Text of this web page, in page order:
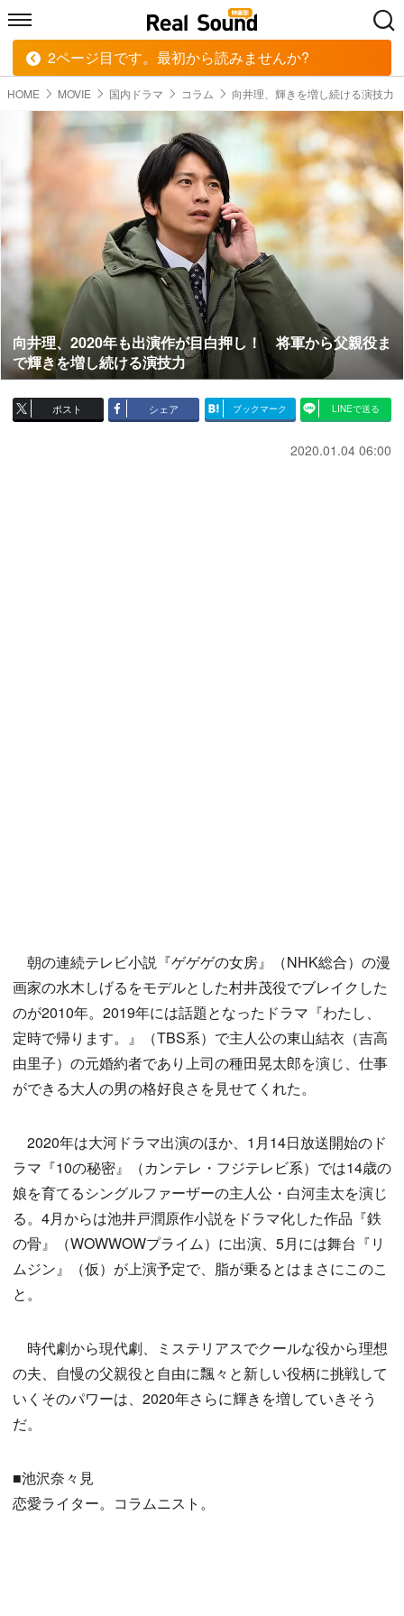
HOME MUSIC MOVIE TECH
HOME MOVIE 国内ドラマ コラム 向井理、輝きを増し続ける演技力
向井理、2020年も出演作が目白押し！ 将軍から父親役ま
で輝きを増し続ける演技力
ポスト シェア ブックマーク LINEで送る
2020.01.04 06:00
朝の連続テレビ小説『ゲゲゲの女房』（NHK総合）の漫
画家の水木しげるをモデルとした村井茂役でブレイクした
のが2010年。2019年には話題となったドラマ『わたし、
定時で帰ります。』（TBS系）で主人公の東山結衣（吉高
由里子）の元婚約者であり上司の種田晃太郎を演じ、仕事
ができる大人の男の格好良さを見せてくれた。
2020年は大河ドラマ出演のほか、1月14日放送開始のド
ラマ『10の秘密』（カンテレ・フジテレビ系）では14歳の
娘を育てるシングルファーザーの主人公・白河圭太を演じ
る。4月からは池井戸潤原作小説をドラマ化した作品『鉄
の骨』（WOWWOWプライム）に出演、5月には舞台『リ
ムジン』（仮）が上演予定で、脂が乗るとはまさにこのこ
と。
時代劇から現代劇、ミステリアスでクールな役から理想
の夫、自慢の父親役と自由に飄々と新しい役柄に挑戦して
いくそのパワーは、2020年さらに輝きを増していきそう
だ。
■池沢奈々見
恋愛ライター。コラムニスト。
2ページ目です。最初から読みませんか?